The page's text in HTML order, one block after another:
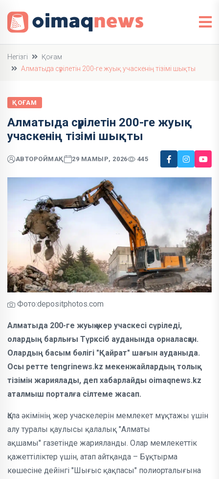
Негізгі
Қоғам
Алматыда сүрілетін 200-ге жуық учаскенің тізімі шықты
ҚОҒАМ
Алматыда сүрілетін 200-ге жуық
учаскенің тізімі шықты
АВТОРОЙМАҚ 29 МАМЫР, 2026 445
Фото:depositphotos.com
Алматыда 200-ге жуық жер учаскесі сүріледі,
олардың барлығы Түрксіб ауданында орналасқан.
Олардың басым бөлігі "Қайрат" шағын ауданыда.
Осы ретте tengrinews.kz мекенжайлардың толық
тізімін жариялады, деп хабарлайды oimaqnews.kz
аталмыш порталға сілтеме жасап.
Қала әкімінің жер учаскелерін мемлекет мұқтажы үшін
алу туралы қаулысы қалалық "Алматы
ақшамы" газетінде жарияланды. Олар мемлекеттік
қажеттіліктер үшін, атап айтқанда – Бұқтырма
көшесіне дейінгі "Шығыс қақпасы" полиорталығына